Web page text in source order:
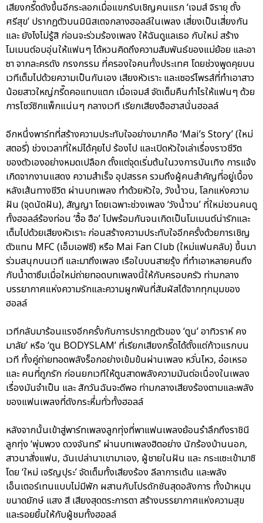
เสียงกรี๊ดดังขึ้นอีกระลอกเมื่อแขกรับเชิญคนแรก ‘เจมส์ จิรายุ ตั้ง
ศรีสุข’ ปรากฏตัวบนมินิสเตจกลางฮอลล์ในเพลง เสี่ยงเป็นเสี่ยงกัน
และ ยังไงไม่รู้สิ ก่อนจะร่วมร้องเพลง ให้ฉันดูแลเธอ กับใหม่ สร้าง
โมเมนต์อบอุ่นให้แฟนๆ ได้หวนคิดถึงความสัมพันธ์ของแม่ย้อย และอา
ซา จากละครดัง กรงกรรม ที่ครองใจคนทั้งประเทศ โดยช่วงพูดคุยบน
เวทีเต็มไปด้วยความเป็นกันเอง เสียงหัวเราะ และเซอร์ไพรส์ที่ทำเอาสาว
น้อยสาวใหญ่กรี๊ดคอแทบแตก เมื่อเจมส์ จัดเต็มคืนกำไรให้แฟนๆ ด้วย
การโชว์ซิกแพ็กแน่นๆ กลางเวที เรียกเสียงฮือฮาสนั่นฮอลล์
อีกหนึ่งพาร์ทที่สร้างความประทับใจอย่างมากคือ ‘Mai’s Story’ (ใหม่
สตอรี่) ช่วงเวลาที่ใหม่ได้คุยไป ร้องไป และเปิดหัวใจเล่าเรื่องราวชีวิต
ของตัวเองอย่างหมดเปลือก ตั้งแต่จุดเริ่มต้นในวงการบันเทิง การแจ้ง
เกิดจากงานแสดง ความสำเร็จ อุปสรรค รวมถึงผู้คนสำคัญที่อยู่เบื้อง
หลังเส้นทางชีวิต ผ่านบทเพลง ทำด้วยหัวใจ, วังน้ำวน, โลกแห่งความ
ฝัน (จุดนัดฝัน), สัญญา โดยเฉพาะช่วงเพลง ‘วังน้ำวน’ ที่ใหม่ชวนคนดู
ทั้งฮอลล์ร้องท่อน ‘ฮื้อ ฮือ’ ไปพร้อมกันจนเกิดเป็นโมเมนต์น่ารักและ
เต็มไปด้วยเสียงหัวเราะ ก่อนสร้างความประทับใจอีกครั้งด้วยการเชิญ
ตัวแทน MFC (เอ็มเอฟซี) หรือ Mai Fan Club (ใหม่แฟนคลับ) ขึ้นมา
ร่วมสนุกบนเวที และมาถึงเพลง เรือใบบนสายรุ้ง ที่ทำเอาหลายคนถึง
กับน้ำตาซึมเมื่อใหม่ถ่ายทอดบทเพลงนี้ให้กับครอบครัว ท่ามกลาง
บรรยากาศแห่งความรักและความผูกพันที่สัมผัสได้จากทุกมุมของ
ฮอลล์
เวทีกลับมาร้อนแรงอีกครั้งกับการปรากฏตัวของ ‘ตูน’ อาทิวราห์ คง
มาลัย’ หรือ ‘ตูน BODYSLAM’ ที่เรียกเสียงกรี๊ดได้ตั้งแต่ก้าวแรกบน
เวที ทั้งคู่ถ่ายทอดพลังร็อกอย่างเข้มข้นผ่านเพลง หวั่นไหว, อ๋อเหรอ
และ คนที่ถูกรัก ก่อนยกเวทีให้ตูนสาดพลังความมันต่อเนื่องในเพลง
เรื่องมันจำเป็น และ สักวันฉันจะดีพอ ท่ามกลางเสียงร้องตามและพลัง
ของแฟนเพลงที่ดังกระหึ่มทั่วทั้งฮอลล์
หลังจากนั้นเข้าสู่พาร์ทเพลงลูกทุ่งที่พาแฟนเพลงย้อนรำลึกถึงราชินี
ลูกทุ่ง ‘พุ่มพวง ดวงจันทร์’ ผ่านบทเพลงฮิตอย่าง นักร้องบ้านนอก,
สาวนาสั่งแฟน, ฉันเปล่านาเขามาเอง, ผู้ชายในฝัน และ กระแซะเข้ามาซิ
โดย ‘ใหม่ เจริญปุระ’ จัดเต็มทั้งเสียงร้อง ลีลาการเต้น และพลัง
เอ็นเตอร์เทนแบบไม่มีพัก ผสานกับโปรดักชันสุดอลังการ ทั้งม้าหมุน
ขนาดยักษ์ แสง สี เสียงสุดตระการตา สร้างบรรยากาศแห่งความสุข
และรอยยิ้มให้กับผู้ชมทั้งฮอลล์